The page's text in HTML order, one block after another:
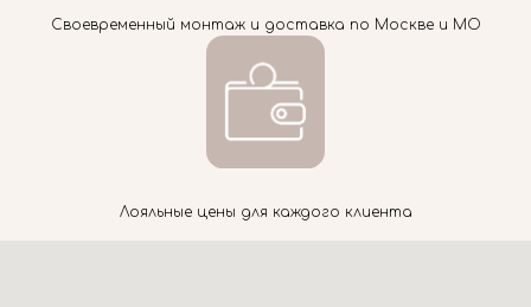
Своевременный монтаж и доставка по Москве и МО
Лояльные цены для каждого клиента